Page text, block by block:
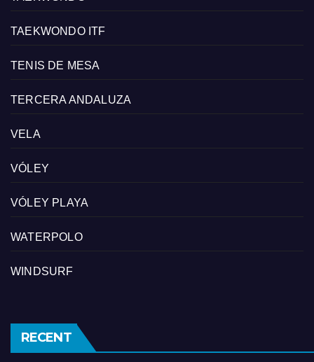
TAEKWONDO ITF
TENIS DE MESA
TERCERA ANDALUZA
VELA
VÓLEY
VÓLEY PLAYA
WATERPOLO
WINDSURF
RECENT